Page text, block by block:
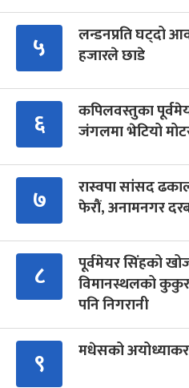
५
लन्डनप्रति घट्दो
हजारले छाडे
६
कपिलवस्तुका
जंगलमा भेटियो
७
रास्वपा सांसद
फेरौं, अनामनगर
८
पूर्वमेयर सिंहको
विमानस्थलको
पनि निगरानी
९ मधेसको